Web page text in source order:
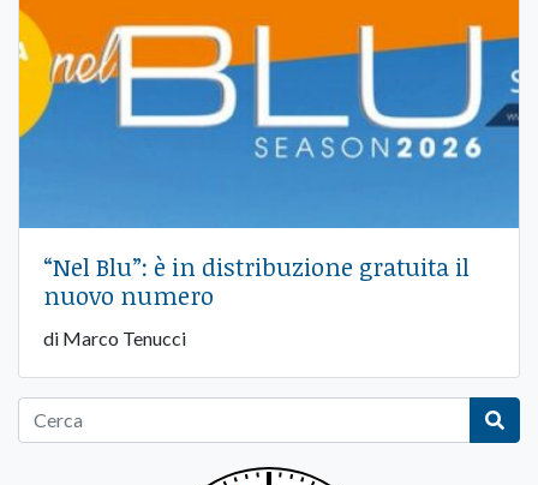
“Nel Blu”: è in distribuzione gratuita il
nuovo numero
di Marco Tenucci